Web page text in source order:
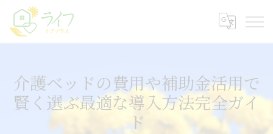
介護ベッドの費用や補助金活用で
賢く選ぶ最適な導入方法完全ガイ
ド